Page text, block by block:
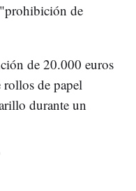
de
de 20.000 euros
de papel
durante un